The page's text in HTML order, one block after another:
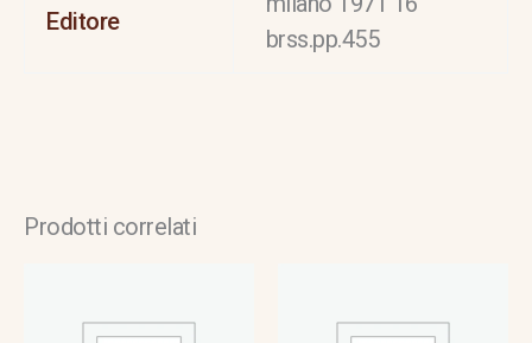
Editore
brss.pp.455
Prodotti correlati